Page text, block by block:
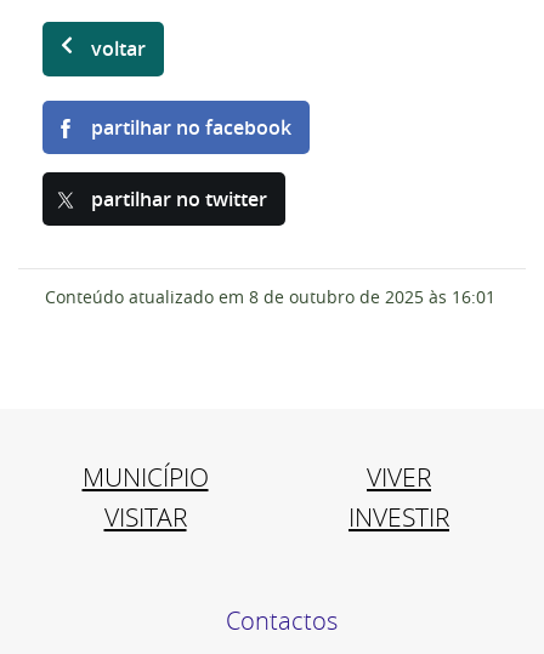
voltar
partilhar no facebook
partilhar no twitter
Conteúdo atualizado em 8 de outubro de 2025 às 16:01
MUNICÍPIO
VIVER
VISITAR
INVESTIR
Contactos